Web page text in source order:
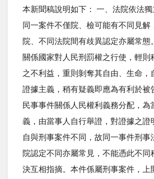
本新聞稿說明如下： 一、法院依法
同一案件不僅院、檢可能有不同見解
院、不同法院間有歧異認定亦屬常態
關係國家對人民刑罰權之行使，輕則
之不利益，重則剝奪其自由、生命，
證據主義，稍有疑義即應為有利於被
民事事件關係人民權利義務分配，為
義，由當事人自行舉證，對證據之證
自與刑事案件不同，故同一事件刑事
院認定不同亦屬常見，不能憑此不同
決互相指摘。本件係屬刑事案件，上